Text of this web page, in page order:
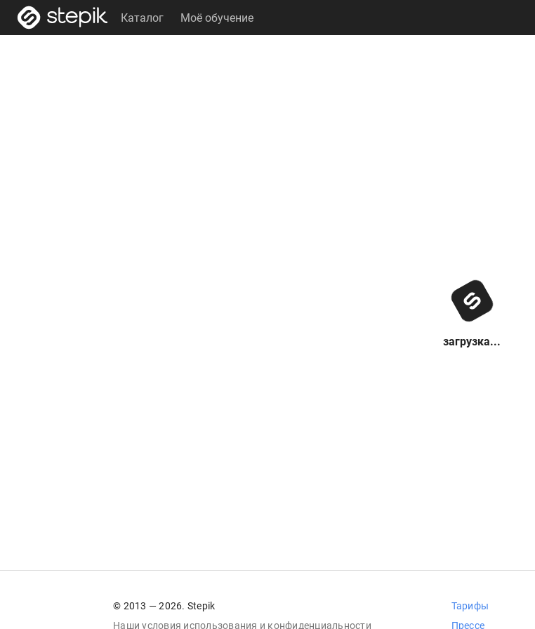
Каталог Моё обучение
загрузка...
© 2013 — 2026. Stepik
Наши условия использования и конфиденциальности
Тарифы
Прессе